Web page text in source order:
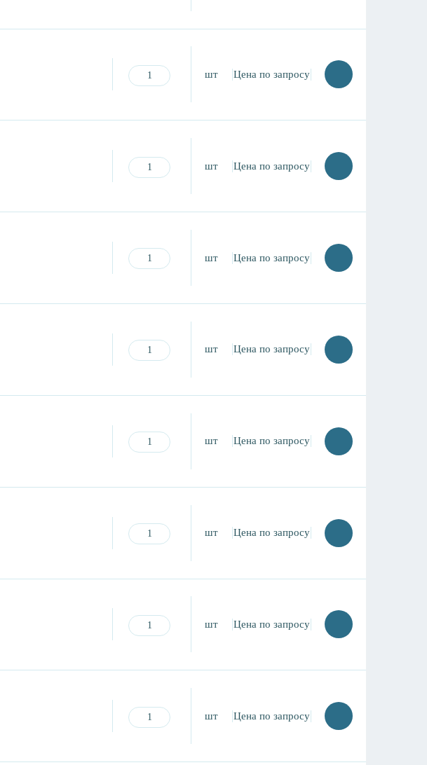
шт Цена по запросу
шт Цена по запросу
шт Цена по запросу
шт Цена по запросу
шт Цена по запросу
шт Цена по запросу
шт Цена по запросу
шт Цена по запросу